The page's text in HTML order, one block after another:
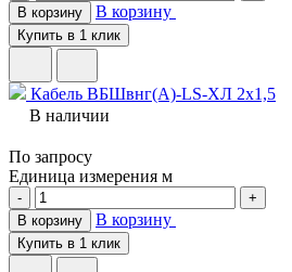
В корзину
В корзину
Купить в 1 клик
Кабель ВБШвнг(A)-LS-ХЛ 2х1,5
В наличии
По запросу
Единица измерения м
-
+
В корзину
В корзину
Купить в 1 клик